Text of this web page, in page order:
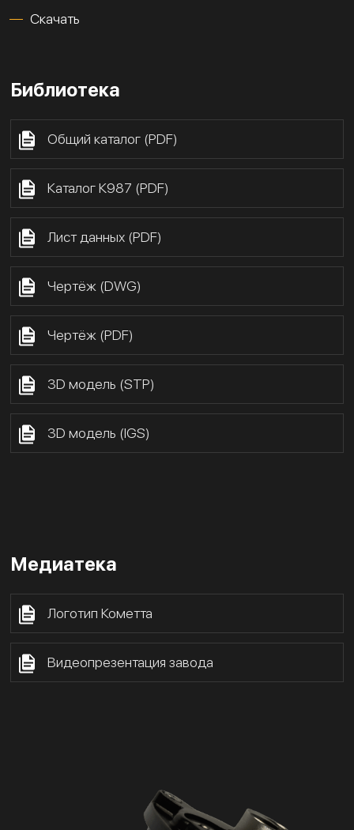
Скачать
Библиотека
Общий каталог (PDF)
Каталог К987 (PDF)
Лист данных (PDF)
Чертёж (DWG)
Чертёж (PDF)
3D модель (STP)
3D модель (IGS)
Медиатека
Логотип Кометта
Видеопрезентация завода